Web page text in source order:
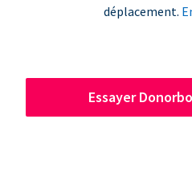
déplacement.
Essayer